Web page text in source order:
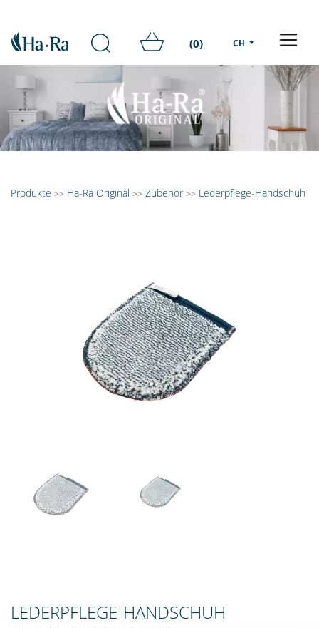
(0) CH
Produkte >> Ha-Ra Original >> Zubehör >> Lederpflege-Handschuh
LEDERPFLEGE-HANDSCHUH